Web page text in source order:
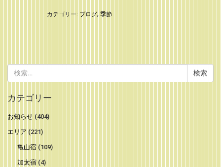
カテゴリー: ブログ, 季節
索:
カテゴリー
お知らせ (404)
エリア (221)
亀山宿(109)
加太宿(4)